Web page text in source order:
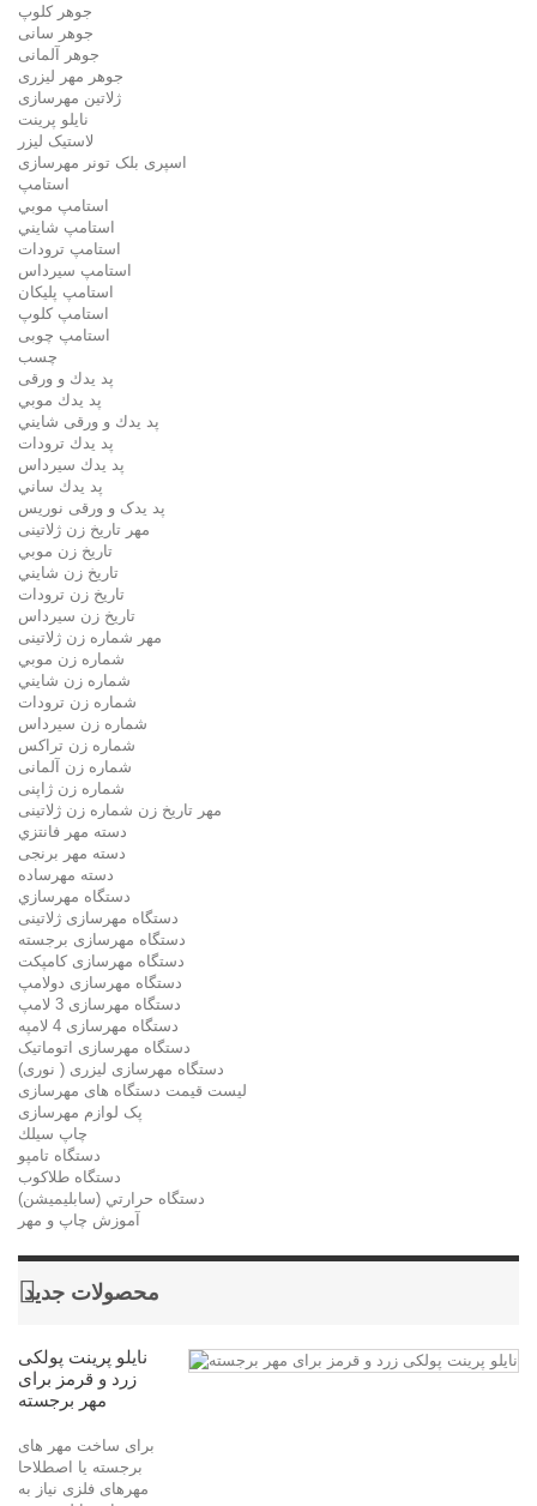
جوهر کلوپ
جوهر سانی
جوهر آلمانی
جوهر مهر لیزری
ژلاتين مهرسازی
نایلو پرینت
لاستیک لیزر
اسپری بلک تونر مهرسازی
استامپ
استامپ موبي
استامپ شايني
استامپ ترودات
استامپ سيرداس
استامپ پلیکان
استامپ کلوپ
استامپ چوبی
چسب
پد يدك و ورقی
پد يدك موبي
پد يدك و ورقی شايني
پد يدك ترودات
پد يدك سيرداس
پد يدك ساني
پد یدک و ورقی نوریس
مهر تاريخ زن ژلاتینی
تاريخ زن موبي
تاريخ زن شايني
تاريخ زن ترودات
تاريخ زن سيرداس
مهر شماره زن ژلاتینی
شماره زن موبي
شماره زن شايني
شماره زن ترودات
شماره زن سيرداس
شماره زن تراکس
شماره زن آلمانی
شماره زن ژاپنی
مهر تاریخ زن شماره زن ژلاتینی
دسته مهر فانتزي
دسته مهر برنجی
دسته مهرساده
دستگاه مهرسازي
دستگاه مهرسازی ژلاتینی
دستگاه مهرسازی برجسته
دستگاه مهرسازی کامپکت
دستگاه مهرسازی دولامپ
دستگاه مهرسازی 3 لامپ
دستگاه مهرسازی 4 لامپه
دستگاه مهرسازی اتوماتیک
دستگاه مهرسازی لیزری ( نوری)
لیست قیمت دستگاه های مهرسازی
پک لوازم مهرسازی
چاپ سيلك
دستگاه تامپو
دستگاه طلاکوب
دستگاه حرارتي (سابليميشن)
آموزش چاپ و مهر
محصولات جدید
نایلو پرینت پولکی
زرد و قرمز برای
مهر برجسته
برای ساخت مهر های
برجسته یا اصطلاحا
مهرهای فلزی نیاز به